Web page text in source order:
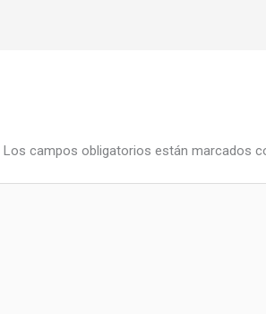
Los campos obligatorios están marcados